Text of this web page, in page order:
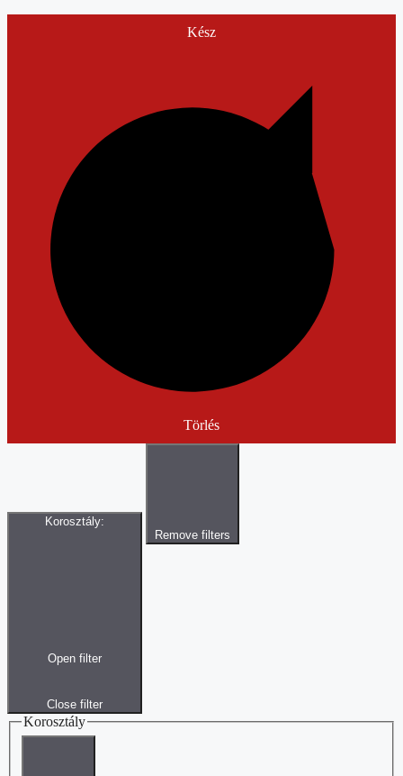
Kész
Törlés
Korosztály:
Open filter
Close filter
Remove filters
Korosztály